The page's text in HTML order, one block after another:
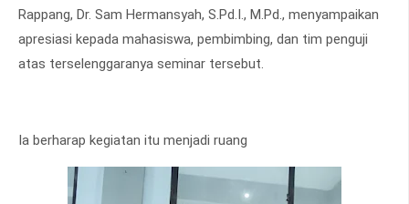
Rappang, Dr. Sam Hermansyah, S.Pd.I., M.Pd., menyampaikan
apresiasi kepada mahasiswa, pembimbing, dan tim penguji
atas terselenggaranya seminar tersebut.
Ia berharap kegiatan itu menjadi ruang